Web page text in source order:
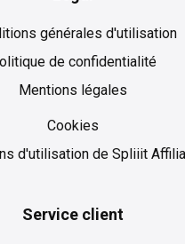
générales d'utilisation
de confidentialité
Mentions légales
Cookies
Cookies
d'utilisation de Spliiit
Service client